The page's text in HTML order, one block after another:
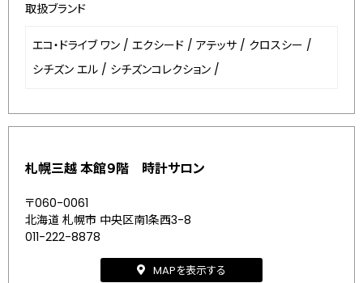
取扱ブランド
エコ・ドライブ ワン / エクシード / アテッサ / クロスシー /
シチズン エル / シチズンコレクション /
札幌三越 本館９階 時計サロン
〒060-0061
北海道 札幌市 中央区南1条西3-8
011-222-8878
MAPを表示する